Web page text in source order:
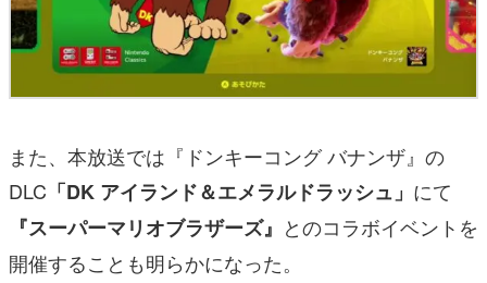
また、本放送では『ドンキーコング バナンザ』の
DLC 「DK アイランド＆エメラルドラッシュ」 にて
『スーパーマリオブラザーズ』 とのコラボイベントを
開催することも明らかになった。